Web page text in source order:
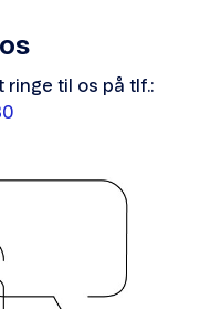
ringe til os på tlf.: